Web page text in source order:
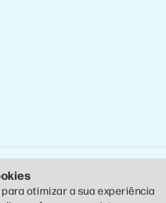
otimizar a sua experiência